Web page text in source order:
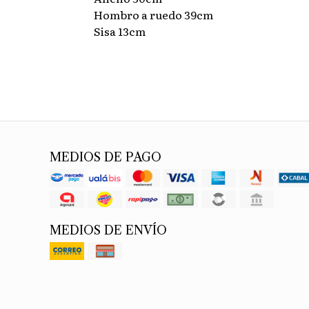
Hombro a ruedo 39cm
Sisa 13cm
MEDIOS DE PAGO
MEDIOS DE ENVÍO